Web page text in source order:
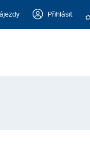
Přihlásit